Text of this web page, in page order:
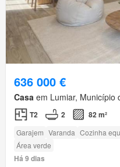
636 000 €
Casa em Lumiar, Município
T2 2 82 m²
Garajem Varanda Cozinha
Área verde
Há 9 dias